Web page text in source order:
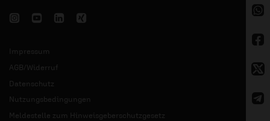
Impressum
AGB/Widerruf
Datenschutz
Nutzungsbedingungen
Meldestelle zum Hinweisgeberschutzgesetz